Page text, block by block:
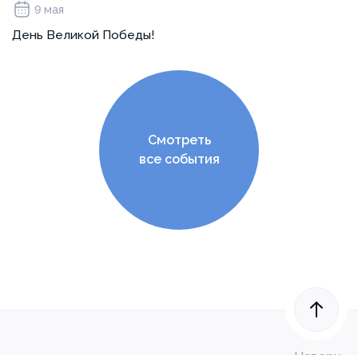
9 мая
День Великой Победы!
Смотреть
все события